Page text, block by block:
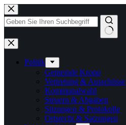
Zum
Inhalt
springen
Keine
Ergebnisse
Politik
Gemeinde Kropp
Vertretung & Ausschüsse
Kommunalwahl
Steuern & Abgaben
Sitzungen & Protokolle
Ortsrecht & Satzungen